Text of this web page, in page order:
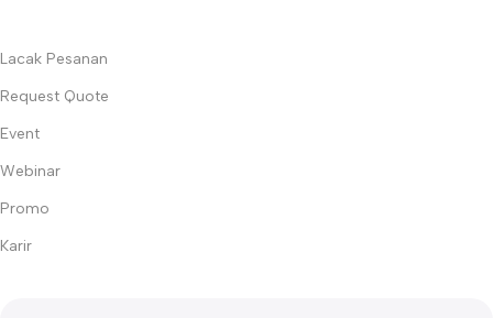
Lacak Pesanan
Request Quote
Event
Webinar
Promo
Karir